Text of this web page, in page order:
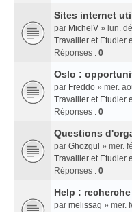
Sites internet
par MichelV » lun.
Travailler et Etudier
Réponses : 0
Oslo :
par Freddo » mer.
Travailler et Etudier
Réponses : 0
Questions
par Ghozgul » mer.
Travailler et Etudier
Réponses : 0
Help :
par melissag » mer.